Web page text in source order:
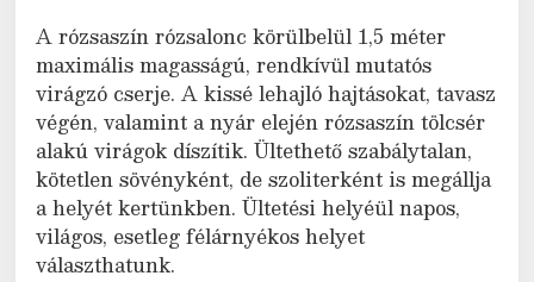
A rózsaszín rózsalonc körülbelül 1,5 méter
maximális magasságú, rendkívül mutatós
virágzó cserje. A kissé lehajló hajtásokat, tavasz
végén, valamint a nyár elején rózsaszín tölcsér
alakú virágok díszítik. Ültethető szabálytalan,
kötetlen sövényként, de szoliterként is megállja
a helyét kertünkben. Ültetési helyéül napos,
világos, esetleg félárnyékos helyet
választhatunk.